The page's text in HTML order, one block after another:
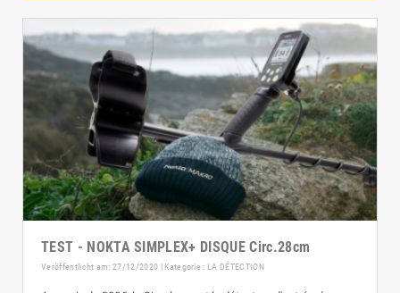
TEST - NOKTA SIMPLEX+ DISQUE Circ.28cm
Veröffentlicht am: 27/12/2020 | Kategorie : LA DÉTECTION